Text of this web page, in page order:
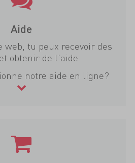
Aide
web, tu peux recevoir des
obtenir de l'aide.
notre aide en ligne?